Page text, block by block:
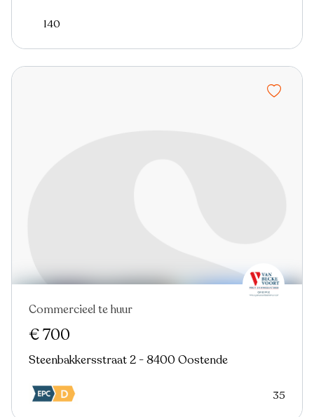
140
Nieuw
Commercieel te huur
€ 700
Steenbakkersstraat 2 - 8400 Oostende
35